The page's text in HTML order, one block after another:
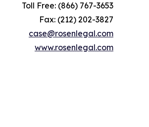
Toll Free: (866) 767-3653
Fax: (212) 202-3827
case@rosenlegal.com
www.rosenlegal.com